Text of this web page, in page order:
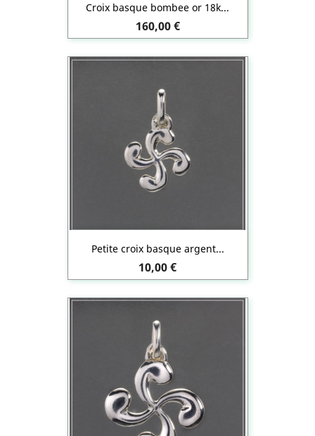
Croix basque bombee or 18k...
Prix
160,00 €
Petite croix basque argent...
Prix
10,00 €